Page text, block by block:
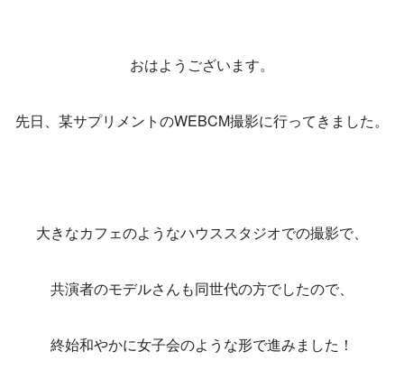
おはようございます。
先日、某サプリメントのWEBCM撮影に行ってきました。
大きなカフェのようなハウススタジオでの撮影で、
共演者のモデルさんも同世代の方でしたので、
終始和やかに女子会のような形で進みました！